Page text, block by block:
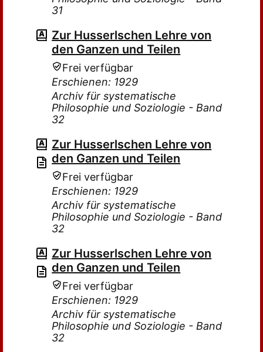
31
Zur Husserlschen Lehre von
den Ganzen und Teilen
Frei verfügbar
Erschienen: 1929
Archiv für systematische
Philosophie und Soziologie - Band
32
Zur Husserlschen Lehre von
den Ganzen und Teilen
Frei verfügbar
Erschienen: 1929
Archiv für systematische
Philosophie und Soziologie - Band
32
Zur Husserlschen Lehre von
den Ganzen und Teilen
Frei verfügbar
Erschienen: 1929
Archiv für systematische
Philosophie und Soziologie - Band
32